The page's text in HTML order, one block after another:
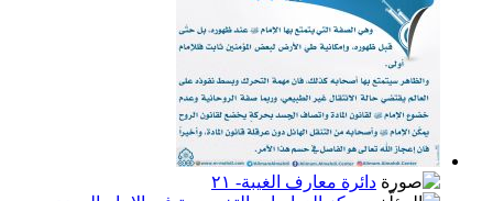
دائرة معارف الغيبة- ٢١